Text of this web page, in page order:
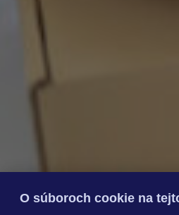
23. 10. 2025
O súboroch cookie na